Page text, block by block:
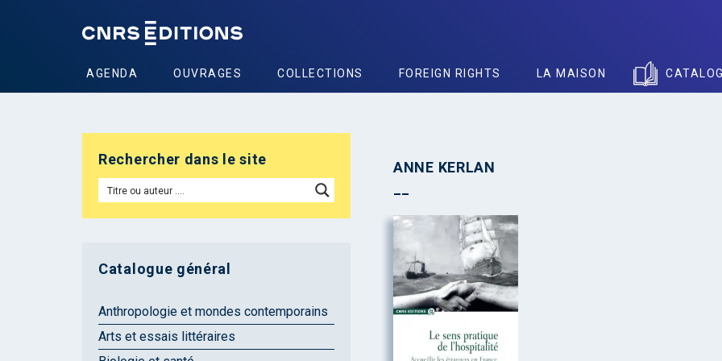
AGENDA OUVRAGES COLLECTIONS FOREIGN RIGHTS LA MAISON
ANNE KERLAN
Rechercher dans le site
Catalogue général
Anthropologie et mondes contemporains
Arts et essais littéraires